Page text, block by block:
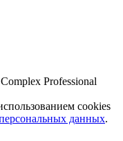
Professional
cookies
данных.